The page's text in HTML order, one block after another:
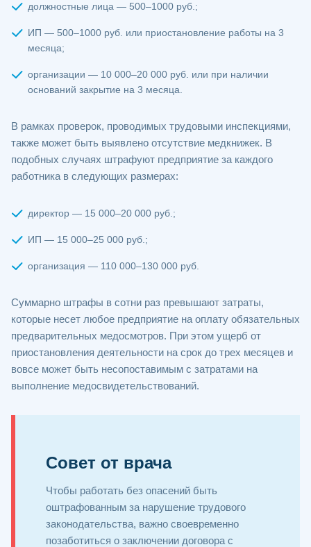
должностные лица — 500–1000 руб.;
ИП — 500–1000 руб. или приостановление работы на 3
месяца;
организации — 10 000–20 000 руб. или при наличии
оснований закрытие на 3 месяца.
В рамках проверок, проводимых трудовыми инспекциями,
также может быть выявлено отсутствие медкнижек. В
подобных случаях штрафуют предприятие за каждого
работника в следующих размерах:
директор — 15 000–20 000 руб.;
ИП — 15 000–25 000 руб.;
организация — 110 000–130 000 руб.
Суммарно штрафы в сотни раз превышают затраты,
которые несет любое предприятие на оплату обязательных
предварительных медосмотров. При этом ущерб от
приостановления деятельности на срок до трех месяцев и
вовсе может быть несопоставимым с затратами на
выполнение медосвидетельствований.
Совет от врача
Чтобы работать без опасений быть
оштрафованным за нарушение трудового
законодательства, важно своевременно
позаботиться о заключении договора с